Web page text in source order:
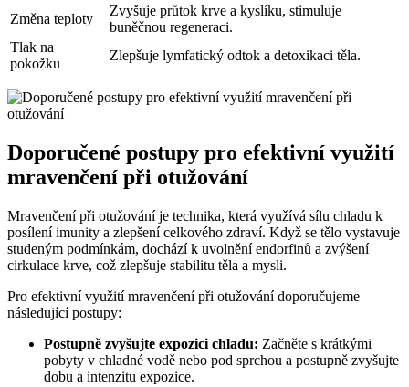
Změna teploty
Zvyšuje průtok krve a kyslíku, stimuluje
buněčnou regeneraci.
Tlak na
pokožku
Zlepšuje lymfatický odtok a detoxikaci těla.
Doporučené postupy pro efektivní využití
mravenčení při otužování
Mravenčení při otužování je technika, která využívá sílu chladu k
posílení imunity a zlepšení celkového zdraví. Když se tělo vystavuje
studeným podmínkám, dochází k uvolnění endorfinů a zvýšení
cirkulace krve, což zlepšuje stabilitu těla a mysli.
Pro efektivní využití mravenčení při otužování doporučujeme
následující postupy:
Postupně zvyšujte expozici chladu: Začněte s krátkými
pobyty v chladné vodě nebo pod sprchou a postupně zvyšujte
dobu a intenzitu expozice.